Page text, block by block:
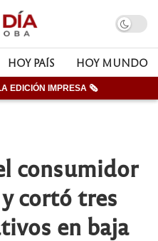
HOY PAÍS HOY MUNDO
EDICIÓN IMPRESA 🗞
consumidor
cortó tres
en baja